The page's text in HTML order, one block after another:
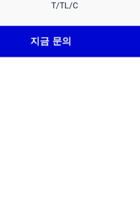
T/TL/C
지금 문의